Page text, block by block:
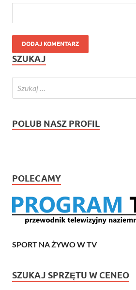
SZUKAJ
POLUB NASZ PROFIL
POLECAMY
SPORT NA ŻYWO W TV
SZUKAJ SPRZĘTU W CENEO